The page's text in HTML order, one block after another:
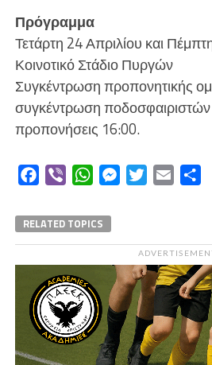
Πρόγραμμα
Τετάρτη 24 Απριλίου και
Κοινοτικό Στάδιο Πυργών
Συγκέντρωση προπονητικής
συγκέντρωση ποδοσφαιριστών
προπονήσεις 16:00.
Facebook
Viber WhatsAppMessengerTwitterEmail
RELATED TOPICS